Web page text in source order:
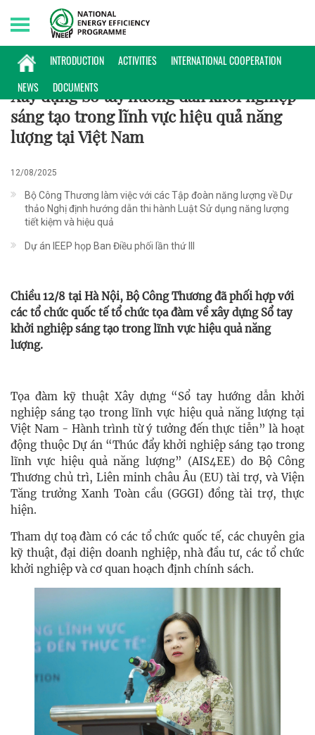
INTRODUCTION ACTIVITIES
INTERNATIONAL COOPERATION
NEWS
DOCUMENTS
Saturday, 08/08/2026 | 02:34 GMT+7
HOẠT ĐỘNG
Xây dựng Sổ tay hướng dẫn khởi nghiệp
sáng tạo trong lĩnh vực hiệu quả năng
lượng tại Việt Nam
12/08/2025
Bộ Công Thương làm việc với các Tập đoàn năng lượng về Dự
thảo Nghị định hướng dẫn thi hành Luật Sử dụng năng lượng
tiết kiệm và hiệu quả
Dự án IEEP họp Ban Điều phối lần thứ III
Chiều 12/8 tại Hà Nội, Bộ Công Thương đã phối hợp với
các tổ chức quốc tế tổ chức tọa đàm về xây dựng Sổ tay
khởi nghiệp sáng tạo trong lĩnh vực hiệu quả năng
lượng.
Tọa đàm kỹ thuật Xây dựng “Sổ tay hướng dẫn khởi
nghiệp sáng tạo trong lĩnh vực hiệu quả năng lượng tại
Việt Nam - Hành trình từ ý tưởng đến thực tiễn” là hoạt
động thuộc Dự án “Thúc đẩy khởi nghiệp sáng tạo trong
lĩnh vực hiệu quả năng lượng” (AIS4EE) do Bộ Công
Thương chủ trì, Liên minh châu Âu (EU) tài trợ, và Viện
Tăng trưởng Xanh Toàn cầu (GGGI) đồng tài trợ, thực
hiện.
Tham dự toạ đàm có các tổ chức quốc tế, các chuyên gia
kỹ thuật, đại diện doanh nghiệp, nhà đầu tư, các tổ chức
khởi nghiệp và cơ quan hoạch định chính sách.